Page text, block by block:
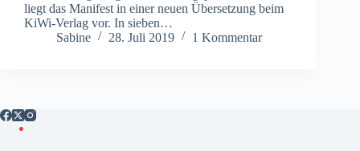
liegt das Manifest in einer neuen Übersetzung beim
KiWi-Verlag vor. In sieben…
Sabine
28. Juli 2019 1 Kommentar